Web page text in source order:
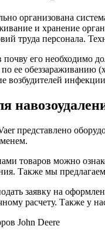
организована
и хранение
труда персонала.
почву его необходимо
ее обеззараживанию
возбудителей
представлено
товаров можно
Также мы
заявку на
расчету. Также у
John Deere